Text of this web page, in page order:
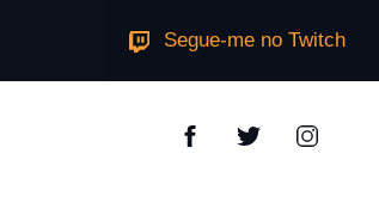
Segue-me no Twitch